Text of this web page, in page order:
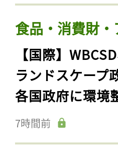
食品・消費財
【国際】
ランドスケープ
各国政府に環境
7時間前